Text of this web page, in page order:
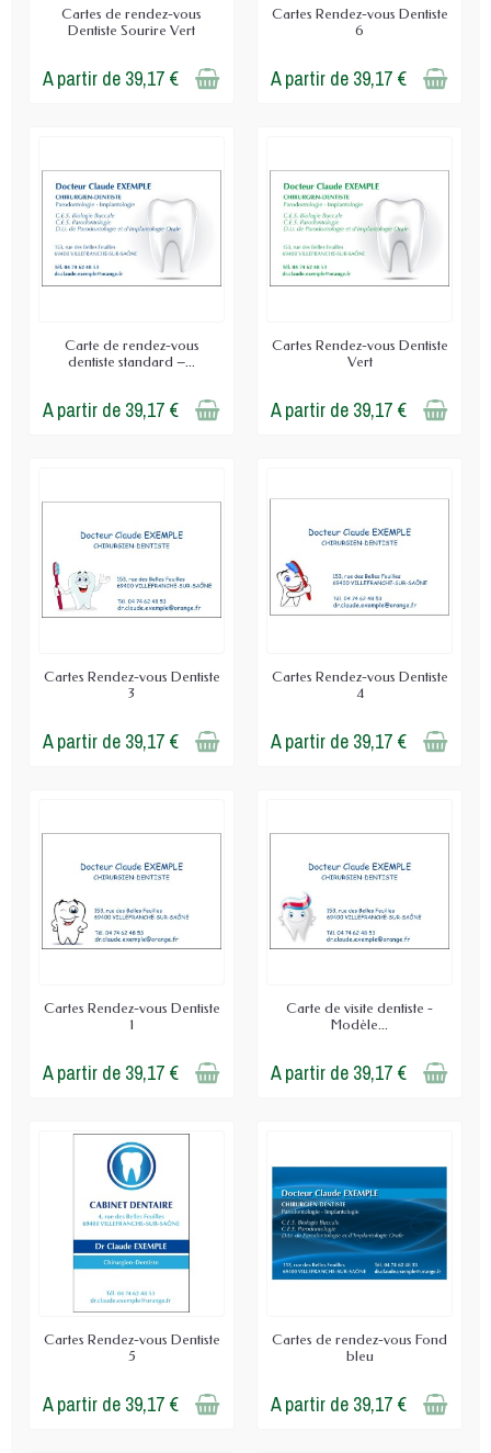
Cartes de rendez-vous
Dentiste Sourire Vert
A partir de 39,17 €
Cartes Rendez-vous Dentiste
6
A partir de 39,17 €
Carte de rendez-vous
dentiste standard –...
A partir de 39,17 €
Cartes Rendez-vous Dentiste
Vert
A partir de 39,17 €
Cartes Rendez-vous Dentiste
3
A partir de 39,17 €
Cartes Rendez-vous Dentiste
4
A partir de 39,17 €
Cartes Rendez-vous Dentiste
1
A partir de 39,17 €
Carte de visite dentiste -
Modèle...
A partir de 39,17 €
Cartes Rendez-vous Dentiste
5
A partir de 39,17 €
Cartes de rendez-vous Fond
bleu
A partir de 39,17 €